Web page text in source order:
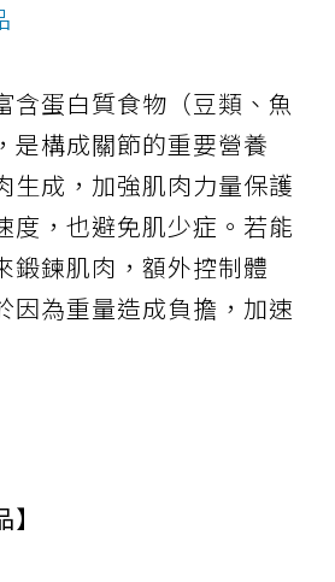
含蛋白質食物（豆類、魚
是構成關節的重要營養
生成，加強肌肉力量保護
度，也避免肌少症。若能
鍛鍊肌肉，額外控制體
因為重量造成負擔，加速